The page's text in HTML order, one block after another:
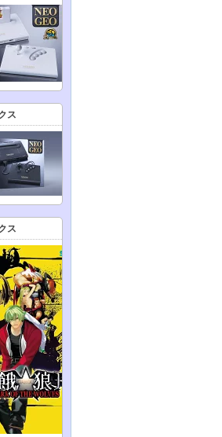
ス
ス